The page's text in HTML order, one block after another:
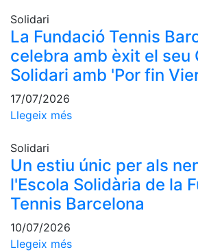
Històric
del
Campionat
Social
Normativa
Altres esports
Àrea social
Activitats
Socials
Sortides
culturals
Solidari
La Fundació Tennis
celebra amb èxit el seu
Solidari amb 'Por fin
17/07/2026
Llegeix més
Solidari
Un estiu únic per als
l'Escola Solidària de la
Tennis Barcelona
10/07/2026
Llegeix més